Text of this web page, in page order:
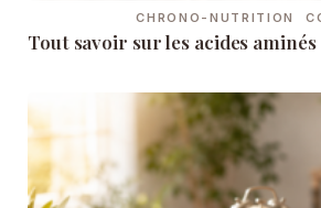
CHRONO-NUTRITION
Tout savoir sur les acides aminés